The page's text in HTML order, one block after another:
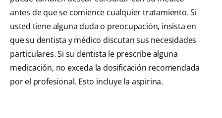
antes de que se comience cualquier tratamiento. Si
usted tiene alguna duda o preocupación, insista en
que su dentista y médico discutan sus necesidades
particulares. Si su dentista le prescribe alguna
medicación, no exceda la dosificación recomendada
por el profesional. Esto incluye la aspirina.